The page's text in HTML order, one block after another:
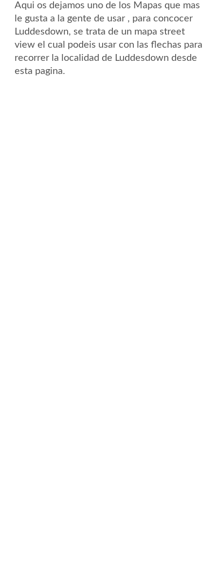
Aqui os dejamos uno de los Mapas que mas
le gusta a la gente de usar , para concocer
Luddesdown, se trata de un mapa street
view el cual podeis usar con las flechas para
recorrer la localidad de Luddesdown desde
esta pagina.